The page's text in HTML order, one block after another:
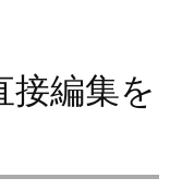
接編集を